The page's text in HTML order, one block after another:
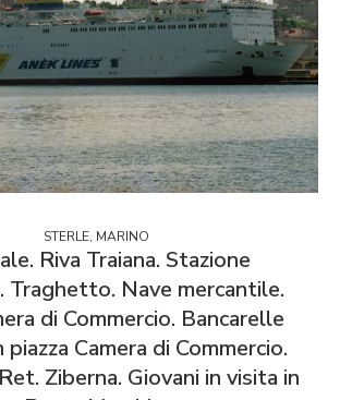
STERLE, MARINO
Riva Traiana. Stazione
Traghetto. Nave mercantile.
di Commercio. Bancarelle
Camera di Commercio.
Ziberna. Giovani in visita in